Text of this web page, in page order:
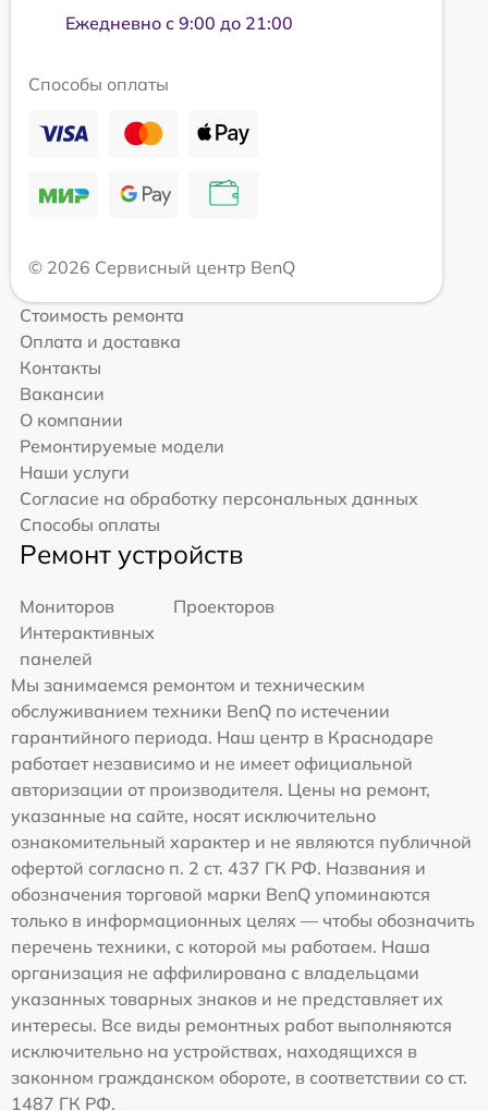
Ежедневно с 9:00 до 21:00
Способы оплаты
© 2026 Сервисный центр BenQ
Стоимость ремонта
Оплата и доставка
Контакты
Вакансии
О компании
Ремонтируемые модели
Наши услуги
Согласие на обработку персональных данных
Способы оплаты
Ремонт устройств
Мониторов
Проекторов
Интерактивных
панелей
Мы занимаемся ремонтом и техническим
обслуживанием техники BenQ по истечении
гарантийного периода. Наш центр в Краснодаре
работает независимо и не имеет официальной
авторизации от производителя. Цены на ремонт,
указанные на сайте, носят исключительно
ознакомительный характер и не являются публичной
офертой согласно п. 2 ст. 437 ГК РФ. Названия и
обозначения торговой марки BenQ упоминаются
только в информационных целях — чтобы обозначить
перечень техники, с которой мы работаем. Наша
организация не аффилирована с владельцами
указанных товарных знаков и не представляет их
интересы. Все виды ремонтных работ выполняются
исключительно на устройствах, находящихся в
законном гражданском обороте, в соответствии со ст.
1487 ГК РФ.